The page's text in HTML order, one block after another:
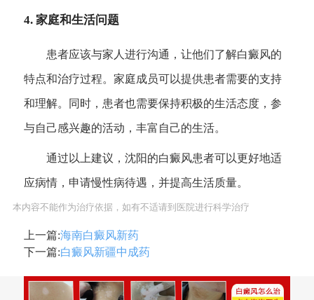
4. 家庭和生活问题
患者应该与家人进行沟通，让他们了解白癜风的
特点和治疗过程。家庭成员可以提供患者需要的支持
和理解。同时，患者也需要保持积极的生活态度，参
与自己感兴趣的活动，丰富自己的生活。
通过以上建议，沈阳的白癜风患者可以更好地适
应病情，申请慢性病待遇，并提高生活质量。
本内容不能作为治疗依据，如有不适请到医院进行科学治疗
上一篇:海南白癜风新药
下一篇:白癜风新疆中成药